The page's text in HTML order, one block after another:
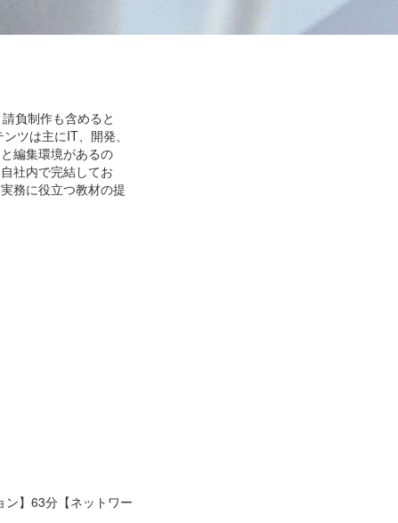
負制作も含めると
ツは主にIT、開発、
編集環境があるの
社内で完結してお
務に役立つ教材の提
ン】63分【ネットワー